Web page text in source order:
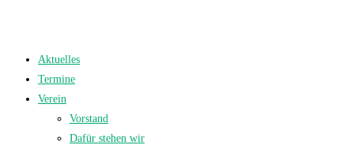
Aktuelles
Termine
Verein
Vorstand
Dafür stehen wir